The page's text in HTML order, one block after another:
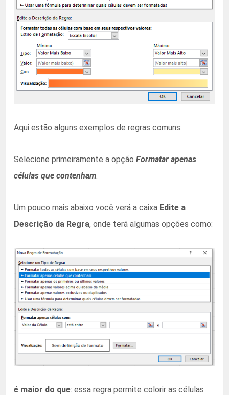
Aqui estão alguns exemplos de regras comuns:
Selecione primeiramente a opção Formatar apenas
células que contenham.
Um pouco mais abaixo você verá a caixa Edite a
Descrição da Regra, onde terá algumas opções como:
é maior do que: essa regra permite colorir as células